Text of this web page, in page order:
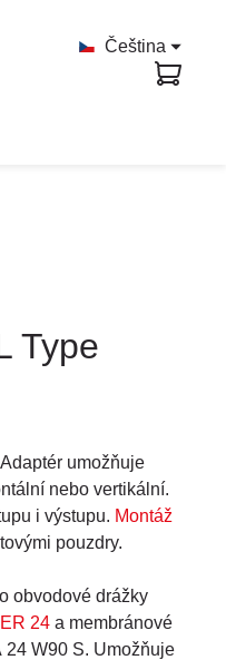
Čeština
Type
umožňuje
nebo vertikální.
i výstupu. Montáž
pouzdry.
obvodové drážky
24 a membránové
24 W90 S. Umožňuje